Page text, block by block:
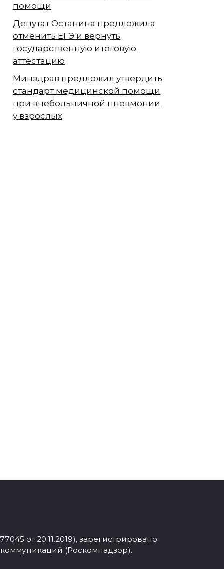
помощи
Депутат Останина предложила
отменить ЕГЭ и вернуть
государственную итоговую
аттестацию
Минздрав предложил утвердить
стандарт медицинской помощи
при внебольничной пневмонии
у взрослых
от 20.11.2019), зарегистрировано
(Роскомнадзор).